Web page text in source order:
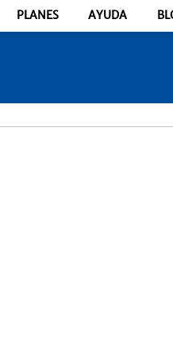
PLANES AYUDA